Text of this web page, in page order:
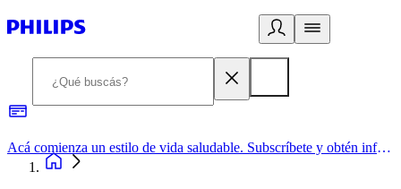
Acá comienza un estilo de vida saludable. Subscríbete y obtén información de primera mano